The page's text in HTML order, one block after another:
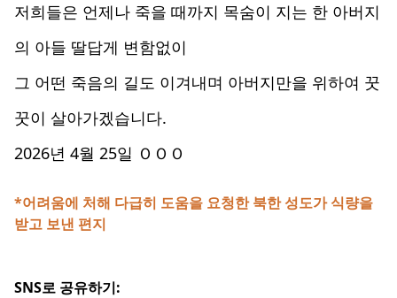
저희들은 언제나 죽을 때까지 목숨이 지는 한 아버지
의 아들 딸답게 변함없이
그 어떤 죽음의 길도 이겨내며 아버지만을 위하여 꿋
꿋이 살아가겠습니다.
2026년 4월 25일 ＯＯＯ
*어려움에 처해 다급히 도움을 요청한 북한 성도가 식량을
받고 보낸 편지
SNS로 공유하기: